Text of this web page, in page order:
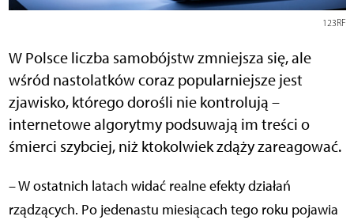
123RF
W Polsce liczba samobójstw zmniejsza się, ale
wśród nastolatków coraz popularniejsze jest
zjawisko, którego dorośli nie kontrolują –
internetowe algorytmy podsuwają im treści o
śmierci szybciej, niż ktokolwiek zdąży zareagować.
– W ostatnich latach widać realne efekty działań
rządzących. Po jedenastu miesiącach tego roku pojawia